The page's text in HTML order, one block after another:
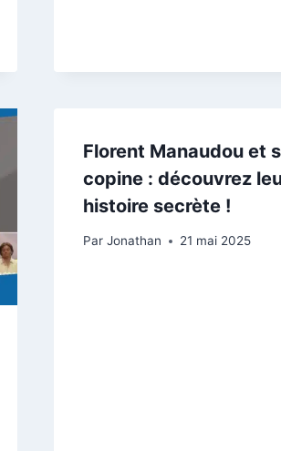
Florent Manaudou et
copine : découvrez
histoire secrète !
Par Jonathan 21 mai 2025